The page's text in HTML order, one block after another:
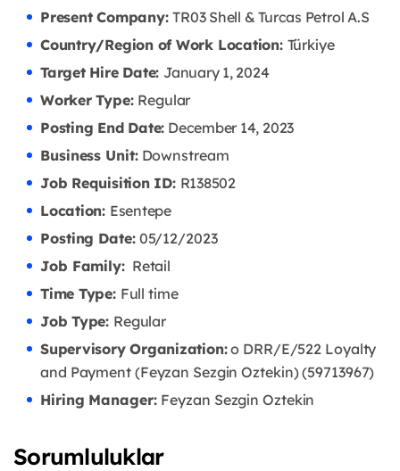
Present Company:TR03 Shell & Turcas Petrol A.S
Country/Region of Work Location: Türkiye
Target Hire Date: January 1, 2024
Worker Type: Regular
Posting End Date: December 14, 2023
Business Unit:Downstream
Job Requisition ID: R138502
Location: Esentepe
Posting Date:05/12/2023
Job Family:Retail
Time Type: Full time
Job Type: Regular
Supervisory Organization:o DRR/E/522 Loyalty
and Payment (Feyzan Sezgin Oztekin) (59713967)
Hiring Manager: Feyzan Sezgin Oztekin
Sorumluluklar